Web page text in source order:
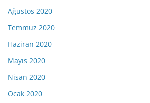
Ağustos 2020
Temmuz 2020
Haziran 2020
Mayıs 2020
Nisan 2020
Ocak 2020